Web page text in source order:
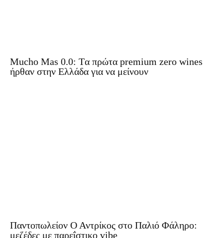
Mucho Mas 0.0: Tα πρώτα premium zero wines
ήρθαν στην Ελλάδα για να μείνουν
Παντοπωλείον Ο Αντρίκος στο Παλιό Φάληρο:
μεζέδες με παρεΐστικο vibe